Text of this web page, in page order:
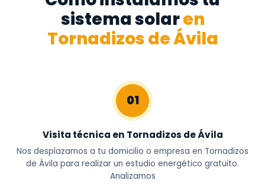
sistema solaren
Tornadizos de Ávila
01
Visita técnica en Tornadizos de Ávila
Nos desplazamos a tu domicilio o empresa en Tornadizos
de Ávila para realizar un estudio energético gratuito.
Analizamos